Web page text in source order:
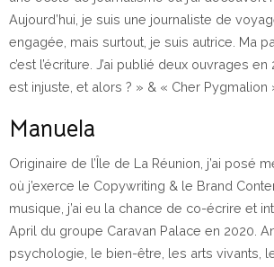
Aujourd’hui, je suis une journaliste de
engagée, mais surtout, je suis autrice. Ma
c’est l’écriture. J’ai publié deux ouvrages
est injuste, et alors ? » & « Cher Pygmalion
Manuela
Originaire de l’Île de La Réunion, j’ai posé
où j’exerce le Copywriting & le Brand
musique, j’ai eu la chance de co-écrire et
April du groupe Caravan Palace en 2020.
psychologie, le bien-être, les arts vivants,